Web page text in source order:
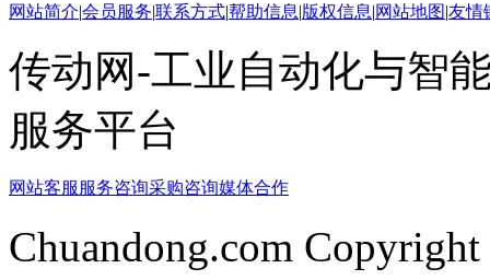
网站简介|会员服务|联系方式|帮助信息|版权信息|网站地图|友情
传动网-工业自动化与智
服务平台
网站客服 服务咨询采购咨询媒体合作
Chuandong.com